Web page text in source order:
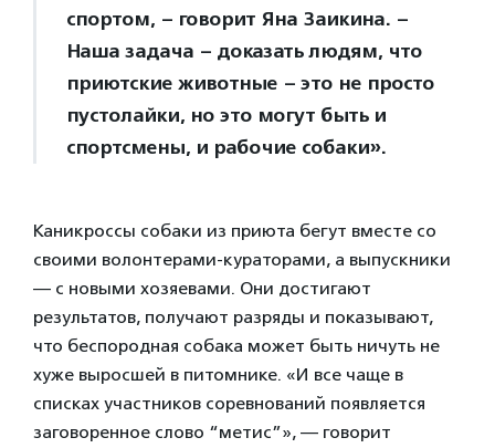
спортом, – говорит Яна Заикина. –
Наша задача – доказать людям, что
приютские животные – это не просто
пустолайки, но это могут быть и
спортсмены, и рабочие собаки».
Каникроссы собаки из приюта бегут вместе со
своими волонтерами-кураторами, а выпускники
— с новыми хозяевами. Они достигают
результатов, получают разряды и показывают,
что беспородная собака может быть ничуть не
хуже выросшей в питомнике. «И все чаще в
списках участников соревнований появляется
заговоренное слово “метис”», — говорит